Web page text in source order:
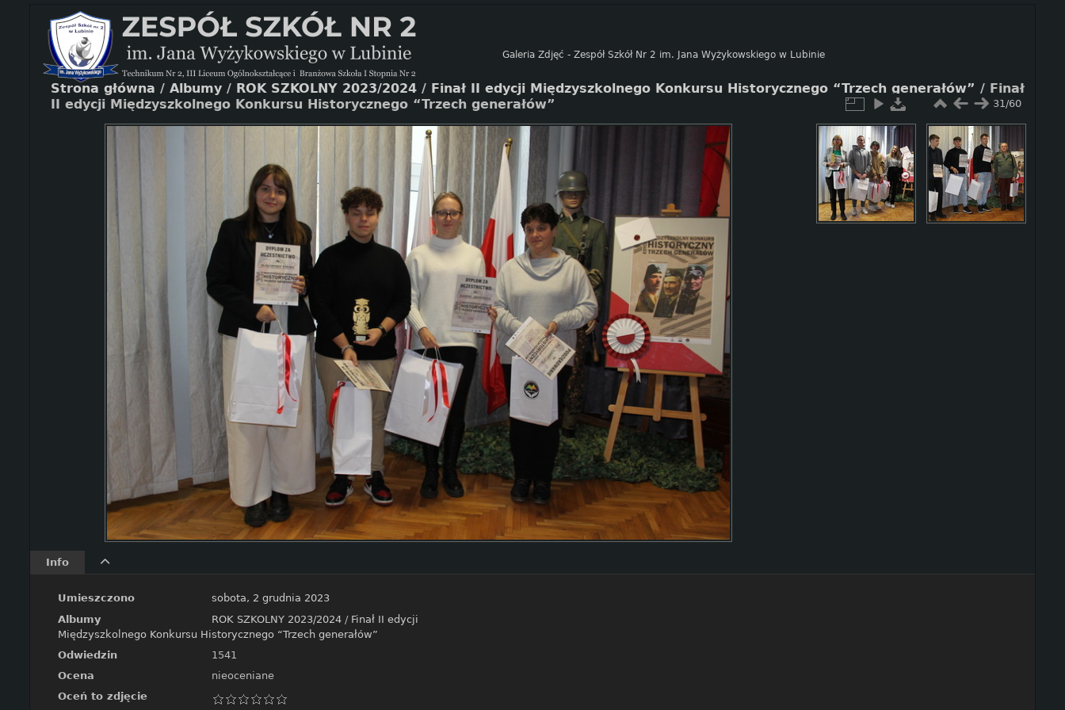
Galeria Zdjęć - Zespół Szkół Nr 2 im. Jana Wyżykowskiego w Lubinie
Strona główna / Albumy / ROK SZKOLNY 2023/2024 / Finał II edycji Międzyszkolnego Konkursu Historycznego “Trzech generałów” / Finał
II edycji Międzyszkolnego Konkursu Historycznego “Trzech generałów”
31/60
Info
Umieszczono
sobota, 2 grudnia 2023
Albumy
ROK SZKOLNY 2023/2024 / Finał II edycji
Międzyszkolnego Konkursu Historycznego “Trzech generałów”
Odwiedzin
1541
Ocena
nieoceniane
Oceń to zdjęcie